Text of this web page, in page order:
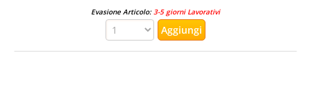
Evasione Articolo:3-5 giorni Lavorativi